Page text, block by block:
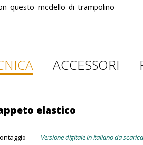
questo modello di trampolino
ACCESSORI
elastico
Versione digitale in italiano da